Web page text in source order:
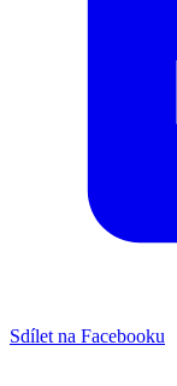
Sdílet na Facebooku